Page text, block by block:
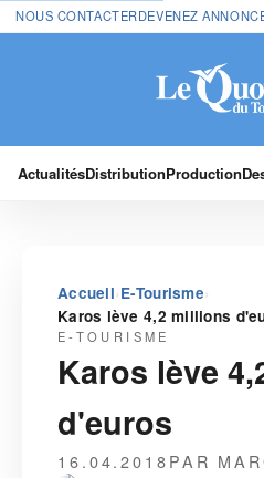
NOUS CONTACTERDEVENEZ
ActualitésDistributionProduction
Accueil›E-Tourisme›
Karos lève 4,2 millions
E-TOURISME
Karos lève
d'euros
16.04.2018PAR